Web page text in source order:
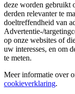
deze worden gebruikt
derden relevanter te
doeltreffendheid van
Advertentie-/
op onze websites of
uw interesses, en om
te meten.
Meer informatie over
cookieverklaring.